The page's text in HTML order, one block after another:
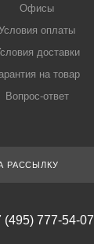
Офисы
оплаты
доставки
на товар
Вопрос-ответ
РАССЫЛКУ
(495) 777-54-07